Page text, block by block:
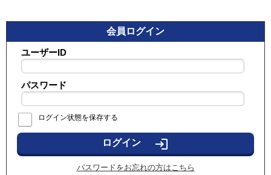
会員ログイン
ユーザーID
パスワード
ログイン状態を保存する
login
パスワードをお忘れの方はこちら